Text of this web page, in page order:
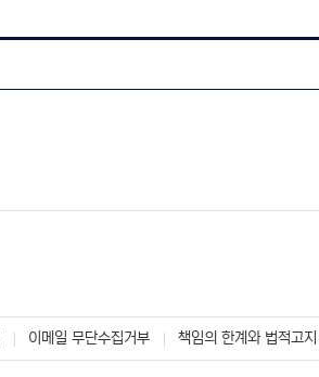
이메일 무단수집거부 책임의 한계와 법적고지